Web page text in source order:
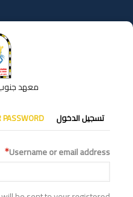
إلى
المحتوى
معهد
التبويبات
الأساسية
تسجيل الدخول PASSWORD
Username or email address